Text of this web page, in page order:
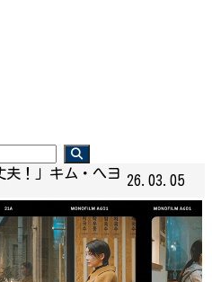
夫！」キム・へヨ 26.03.05